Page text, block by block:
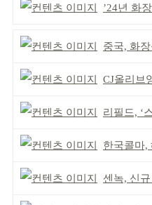
’24년 화장
중국, 화장품
CJ올리브영,
리필드, ‘
한국콜마,
센녹, 신